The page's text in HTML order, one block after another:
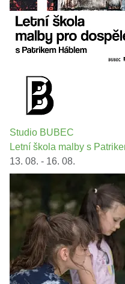
Studio BUBEC
Letní škola malby s
13. 08. - 16. 08.